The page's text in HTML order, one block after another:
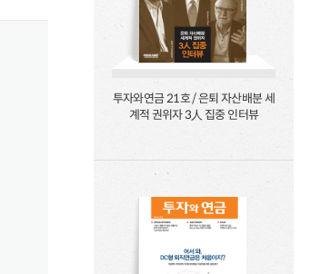
투자와연금 21호 / 은퇴 자산배분 세
계적 권위자 3人 집중 인터뷰